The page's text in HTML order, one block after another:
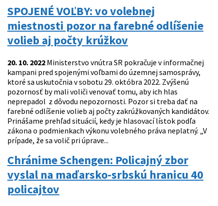
SPOJENÉ VOĽBY: vo volebnej
miestnosti pozor na farebné odlíšenie
volieb aj počty krúžkov
20. 10. 2022 Ministerstvo vnútra SR pokračuje v informačnej
kampani pred spojenými voľbami do územnej samosprávy,
ktoré sa uskutočnia v sobotu 29. októbra 2022. Zvýšenú
pozornosť by mali voliči venovať tomu, aby ich hlas
neprepadol z dôvodu nepozornosti. Pozor si treba dať na
farebné odlíšenie volieb aj počty zakrúžkovaných kandidátov.
Prinášame prehľad situácií, kedy je hlasovací lístok podľa
zákona o podmienkach výkonu volebného práva neplatný. „V
prípade, že sa volič pri úprave...
Chránime Schengen: Policajný zbor
vyslal na maďarsko-srbskú hranicu 40
policajtov